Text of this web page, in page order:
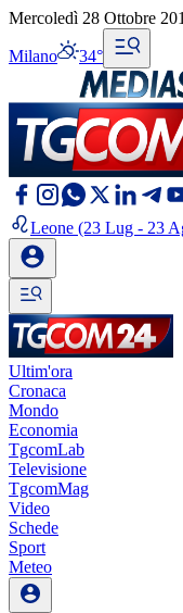
Mercoledì 28 Ottobre
Milano 34°
Leone (23 Lug - 23
Ultim'ora
Cronaca
Mondo
Economia
TgcomLab
Televisione
TgcomMag
Video
Schede
Sport
Meteo